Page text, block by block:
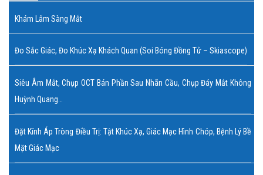
Khám Lâm Sàng Mắt
Đo Sắc Giác, Đo Khúc Xạ Khách Quan (soi Bóng Đồng Tử – Skiascope)
Siêu Âm Mắt, Chụp OCT Bán Phần Sau Nhãn Cầu, Chụp Đáy Mắt Không
Huỳnh Quang…
Đặt Kính Áp Tròng Điều Trị: Tật Khúc Xạ, Giác Mạc Hình Chóp, Bệnh Lý Bề
Mặt Giác Mạc